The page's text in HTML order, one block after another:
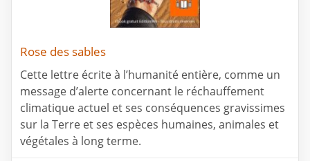
Rose des sables
Cette lettre écrite à l’humanité entière, comme un
message d’alerte concernant le réchauffement
climatique actuel et ses conséquences gravissimes
sur la Terre et ses espèces humaines, animales et
végétales à long terme.